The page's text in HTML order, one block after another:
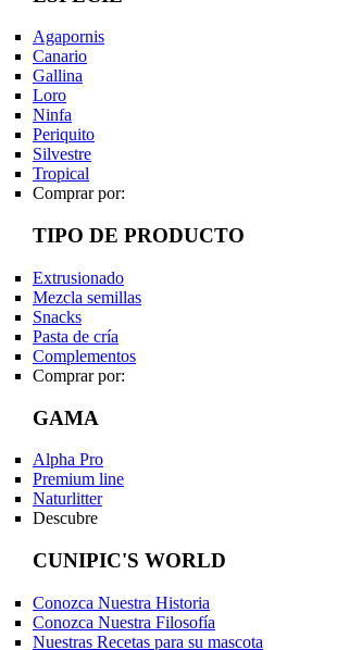
Agapornis
Canario
Gallina
Loro
Ninfa
Periquito
Silvestre
Tropical
Comprar por:
TIPO DE PRODUCTO
Extrusionado
Mezcla semillas
Snacks
Pasta de cría
Complementos
Comprar por:
GAMA
Alpha Pro
Premium line
Naturlitter
Descubre
CUNIPIC'S WORLD
Conozca Nuestra Historia
Conozca Nuestra Filosofía
Nuestras Recetas para su mascota